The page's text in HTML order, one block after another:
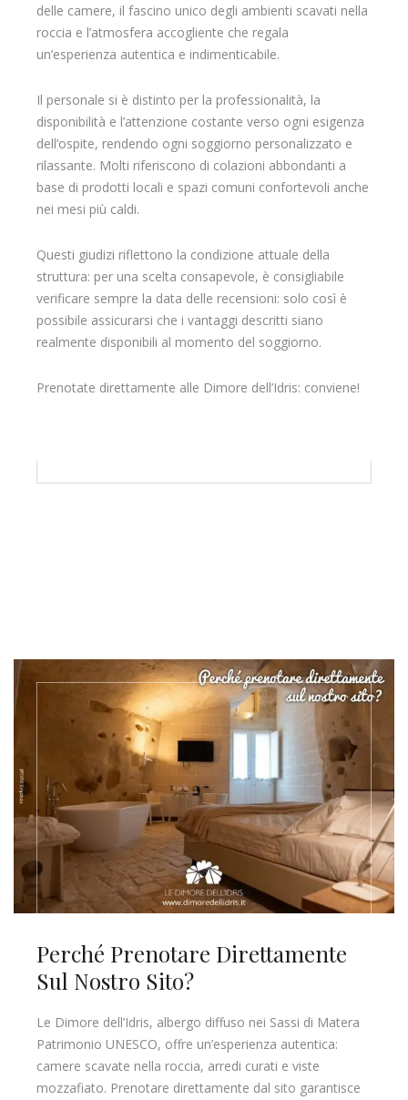
delle camere, il fascino unico degli ambienti scavati nella
roccia e l’atmosfera accogliente che regala
un’esperienza autentica e indimenticabile.
Il personale si è distinto per la professionalità, la
disponibilità e l’attenzione costante verso ogni esigenza
dell’ospite, rendendo ogni soggiorno personalizzato e
rilassante. Molti riferiscono di colazioni abbondanti a
base di prodotti locali e spazi comuni confortevoli anche
nei mesi più caldi.
Questi giudizi riflettono la condizione attuale della
struttura: per una scelta consapevole, è consigliabile
verificare sempre la data delle recensioni: solo così è
possibile assicurarsi che i vantaggi descritti siano
realmente disponibili al momento del soggiorno.
Prenotate direttamente alle Dimore dell’Idris: conviene!
Perché Prenotare Direttamente
Sul Nostro Sito?
Le Dimore dell’Idris, albergo diffuso nei Sassi di Matera
Patrimonio UNESCO, offre un’esperienza autentica:
camere scavate nella roccia, arredi curati e viste
mozzafiato. Prenotare direttamente dal sito garantisce